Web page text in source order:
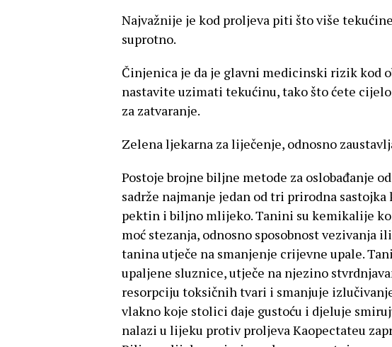
Najvažnije je kod proljeva piti što više
suprotno.
Činjenica je da je glavni medicinski rizik kod
nastavite uzimati tekućinu, tako što ćete
za zatvaranje.
Zelena ljekarna za liječenje, odnosno
Postoje brojne biljne metode za oslobađanje
sadrže najmanje jedan od tri prirodna
pektin i biljno mlijeko. Tanini su kemikalije
moć stezanja, odnosno sposobnost vezivanja
tanina utječe na smanjenje crijevne upale.
upaljene sluznice, utječe na njezino
resorpciju toksičnih tvari i smanjuje
vlakno koje stolici daje gustoću i djeluje
nalazi u lijeku protiv proljeva Kaopectateu